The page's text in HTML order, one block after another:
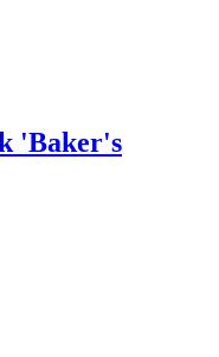
'Baker's